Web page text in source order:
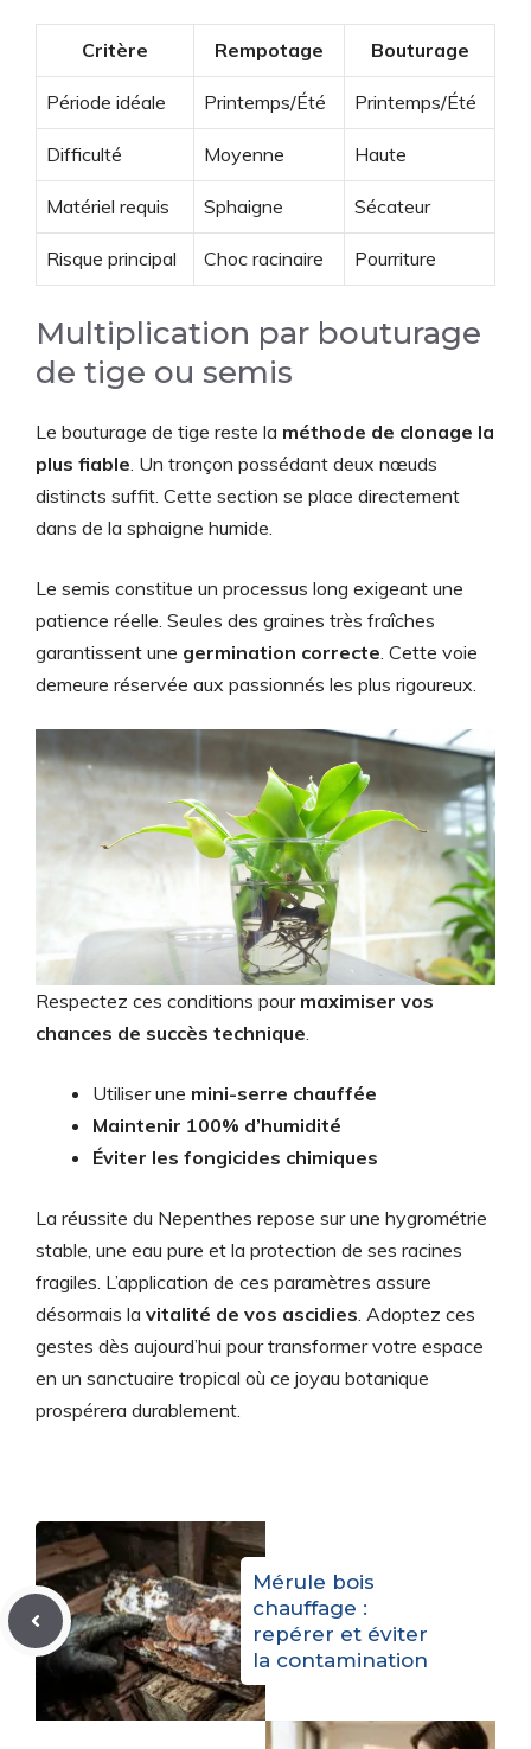
Critère Rempotage Bouturage
Période idéale Printemps/Été Printemps/Été
Difficulté Moyenne Haute
Matériel requis Sphaigne Sécateur
Risque principal Choc racinaire Pourriture
Multiplication par bouturage
de tige ou semis
Le bouturage de tige reste la méthode de clonage la
plus fiable . Un tronçon possédant deux nœuds
distincts suffit. Cette section se place directement
dans de la sphaigne humide.
Le semis constitue un processus long exigeant une
patience réelle. Seules des graines très fraîches
garantissent une germination correcte . Cette voie
demeure réservée aux passionnés les plus rigoureux.
Respectez ces conditions pour maximiser vos
chances de succès technique.
Utiliser une mini-serre chauffée
Maintenir 100% d’humidité
Éviter les fongicides chimiques
La réussite du Nepenthes repose sur une hygrométrie
stable, une eau pure et la protection de ses racines
fragiles. L’application de ces paramètres assure
désormais la vitalité de vos ascidies. Adoptez ces
gestes dès aujourd’hui pour transformer votre espace
en un sanctuaire tropical où ce joyau botanique
prospérera durablement.
Mérule bois
chauffage :
repérer et éviter
la contamination